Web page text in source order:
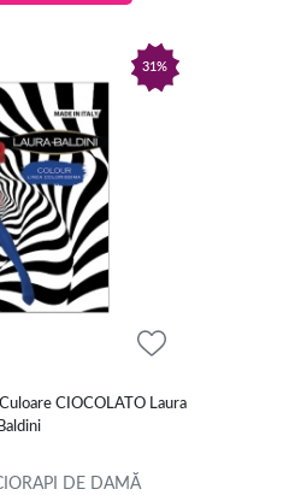
31%
CIOCOLATO Laura
Baldini
DE DAMĂ